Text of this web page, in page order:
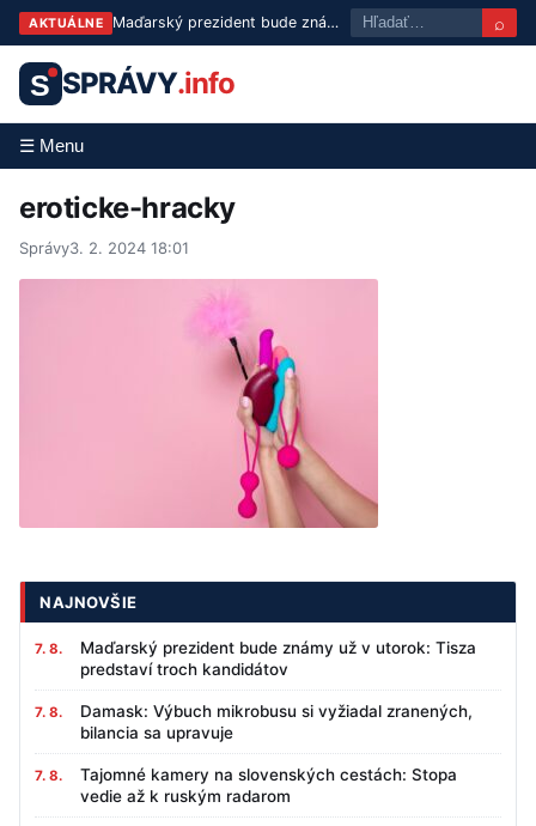
AKTUÁLNE Maďarský prezident bude známy už v utorok: Tisza predstaví troch kandidátov ⌕
S SPRÁVY.info
☰ Menu
eroticke-hracky
Správy3. 2. 2024 18:01
NAJNOVŠIE
7. 8.
Maďarský prezident bude známy už v utorok: Tisza
predstaví troch kandidátov
7. 8.
Damask: Výbuch mikrobusu si vyžiadal zranených,
bilancia sa upravuje
7. 8.
Tajomné kamery na slovenských cestách: Stopa
vedie až k ruským radarom